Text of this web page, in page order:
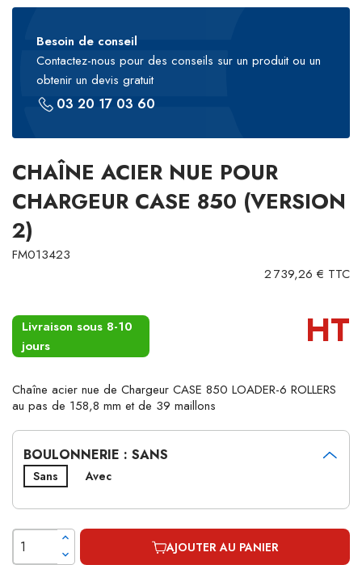
Besoin de conseil
Contactez-nous pour des conseils sur un produit ou un
obtenir un devis gratuit
03 20 17 03 60
CHAÎNE ACIER NUE POUR
CHARGEUR CASE 850 (VERSION
2)
FM013423
2 739,26 € TTC
Livraison sous 8-10
jours
HT
Chaîne acier nue de Chargeur CASE 850 LOADER-6 ROLLERS
au pas de 158,8 mm et de 39 maillons
BOULONNERIE : SANS
Sans Avec
AJOUTER AU PANIER